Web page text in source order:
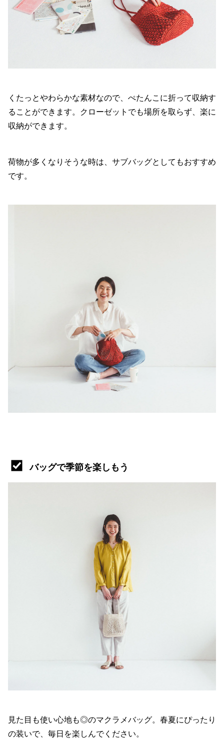
くたっとやわらかな素材なので、ぺたんこに折って収納す
ることができます。クローゼットでも場所を取らず、楽に
収納ができます。
荷物が多くなりそうな時は、サブバッグとしてもおすすめ
です。
バッグで季節を楽しもう
見た目も使い心地も◎のマクラメバッグ。春夏にぴったり
の装いで、毎日を楽しんでください。